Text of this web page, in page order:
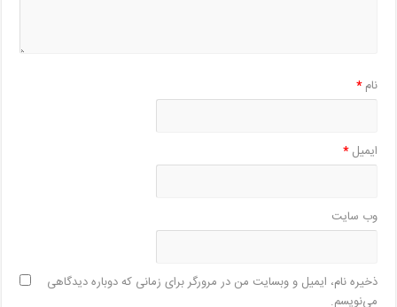
نام*
ایمیل*
وب‌ سایت
ذخیره نام، ایمیل و وبسایت من در مرورگر برای زمانی که دوباره دیدگاهی
می‌نویسم.